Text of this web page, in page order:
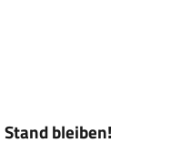
bleiben!